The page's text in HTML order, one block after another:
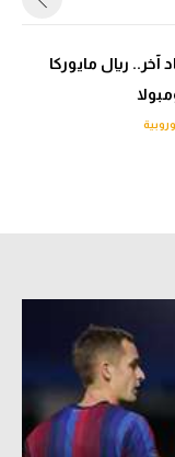
آخر.. ريال مايوركا